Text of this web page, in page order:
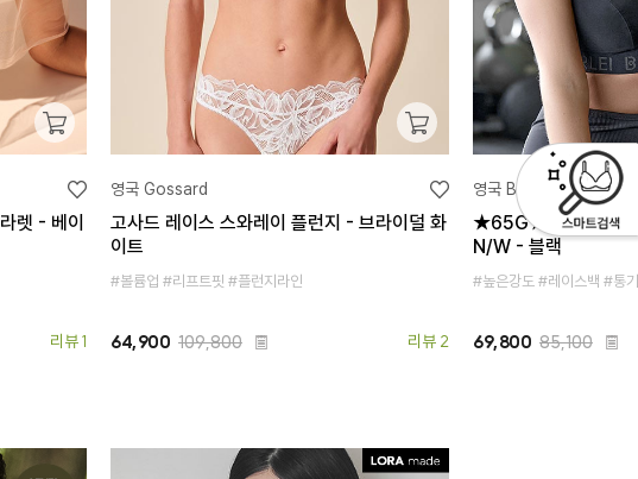
렛 - 베이
리뷰 1
영국 Gossard
고사드 레이스 스와레이 플런지 - 브라이덜 화
이트
#볼륨업 #리프트핏 #플런지라인
64,900 109,800 리뷰 2
영국 Berlei
★65G★베를리 익스
N/W - 블랙
#높은강도 #레이스백 #통
69,800 85,100